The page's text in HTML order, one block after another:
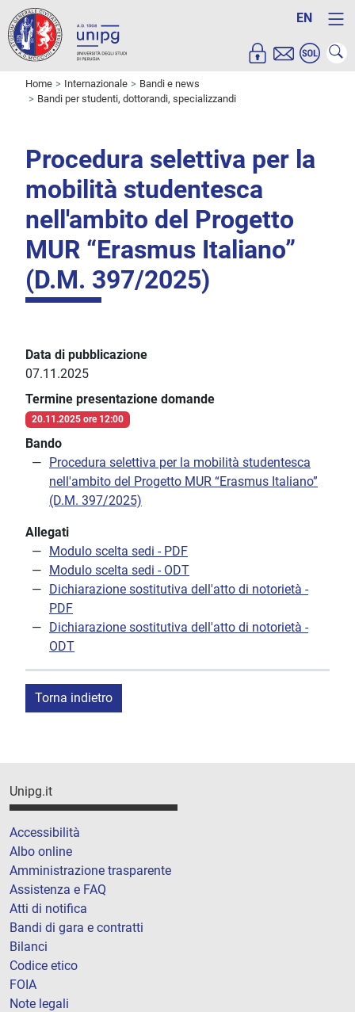
EN
Home Internazionale
Bandi e news
Bandi per studenti, dottorandi, specializzandi
Procedura selettiva per la
mobilità studentesca
nell'ambito del Progetto
MUR “Erasmus Italiano”
(D.M. 397/2025)
Data di pubblicazione
07.11.2025
Termine presentazione domande
20.11.2025 ore 12:00
Bando
Procedura selettiva per la mobilità studentesca
nell'ambito del Progetto MUR “Erasmus Italiano”
(D.M. 397/2025)
Allegati
Modulo scelta sedi - PDF
Modulo scelta sedi - ODT
Dichiarazione sostitutiva dell'atto di notorietà -
PDF
Dichiarazione sostitutiva dell'atto di notorietà -
ODT
Torna indietro
Unipg.it
Accessibilità
Albo online
Amministrazione trasparente
Assistenza e FAQ
Atti di notifica
Bandi di gara e contratti
Bilanci
Codice etico
FOIA
Note legali